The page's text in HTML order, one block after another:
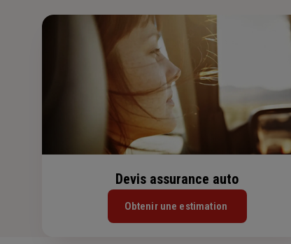
Devis assurance auto
Obtenir une estimation